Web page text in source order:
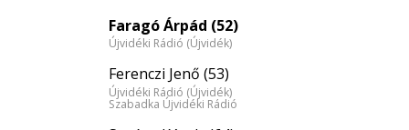
Faragó Árpád (52)
Újvidéki Rádió (Újvidék)
Ferenczi Jenő (53)
Újvidéki Rádió (Újvidék)
Szabadka Újvidéki Rádió